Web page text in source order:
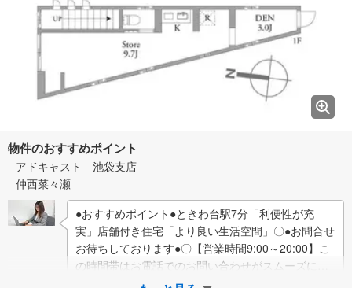
物件のおすすめポイント
アドキャスト 池袋支店
仲西菜々瀬
●おすすめポイント●ときわ台駅7分「利便性が充
実」店舗付き住宅「より良い生活空間」〇●お問合せ
お待ちしております●〇【営業時間9:00～20:00】こ
の時間帯はお電話でのお問い合わせがスムーズにご
案内が出来ます。物件をご覧になりた…